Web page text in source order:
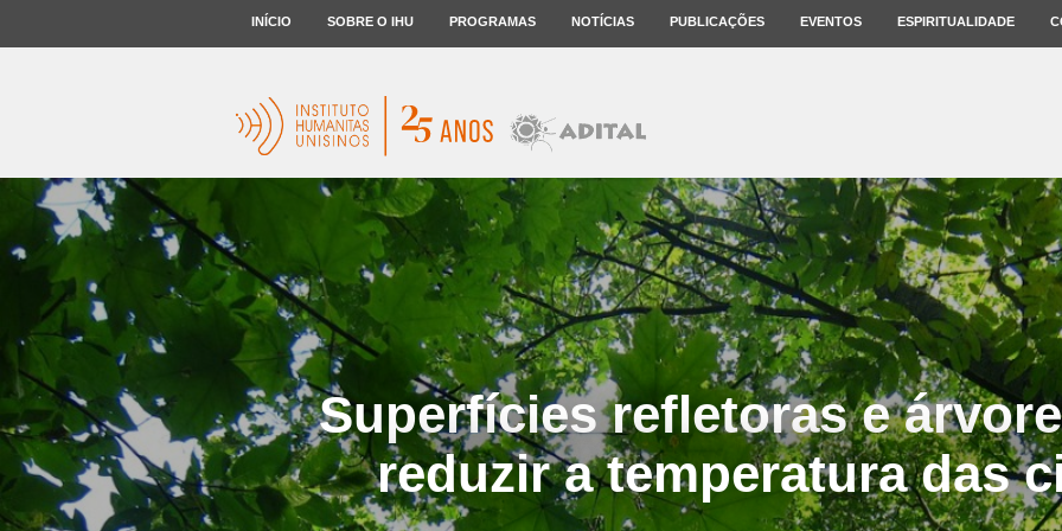
INÍCIO SOBRE O IHU PROGRAMAS NOTÍCIAS PUBLICAÇÕES EVENTOS ESPIRITUALIDADE
Superfícies refletoras e
reduzir a temperatura das